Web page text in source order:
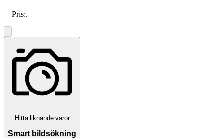
Pris:.
Hitta liknande varor
Smart bildsökning